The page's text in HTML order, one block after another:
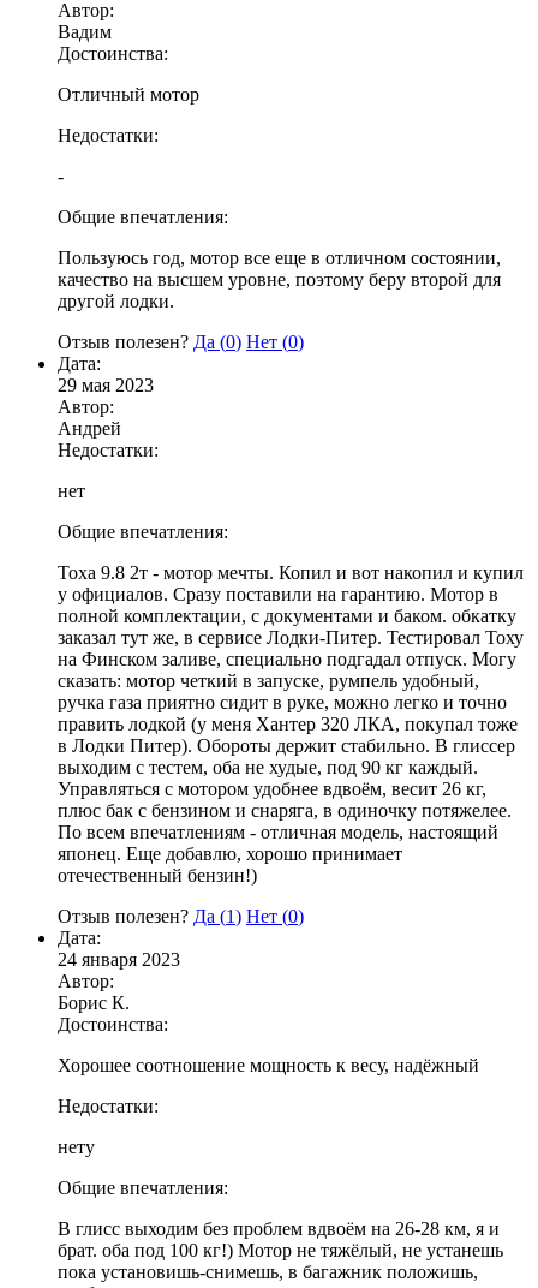
Автор:
Вадим
Достоинства:
Отличный мотор
Недостатки:
-
Общие впечатления:
Пользуюсь год, мотор все еще в отличном состоянии,
качество на высшем уровне, поэтому беру второй для
другой лодки.
Отзыв полезен? Да (0) Нет (0)
Дата:
29 мая 2023
Автор:
Андрей
Недостатки:
нет
Общие впечатления:
Тоха 9.8 2т - мотор мечты. Копил и вот накопил и купил
у официалов. Сразу поставили на гарантию. Мотор в
полной комплектации, с документами и баком. обкатку
заказал тут же, в сервисе Лодки-Питер. Тестировал Тоху
на Финском заливе, специально подгадал отпуск. Могу
сказать: мотор четкий в запуске, румпель удобный,
ручка газа приятно сидит в руке, можно легко и точно
править лодкой (у меня Хантер 320 ЛКА, покупал тоже
в Лодки Питер). Обороты держит стабильно. В глиссер
выходим с тестем, оба не худые, под 90 кг каждый.
Управляться с мотором удобнее вдвоём, весит 26 кг,
плюс бак с бензином и снаряга, в одиночку потяжелее.
По всем впечатлениям - отличная модель, настоящий
японец. Еще добавлю, хорошо принимает
отечественный бензин!)
Отзыв полезен? Да (1) Нет (0)
Дата:
24 января 2023
Автор:
Борис К.
Достоинства:
Хорошее соотношение мощность к весу, надёжный
Недостатки:
нету
Общие впечатления:
В глисс выходим без проблем вдвоём на 26-28 км, я и
брат. оба под 100 кг!) Мотор не тяжёлый, не устанешь
пока установишь-снимешь, в багажник положишь,